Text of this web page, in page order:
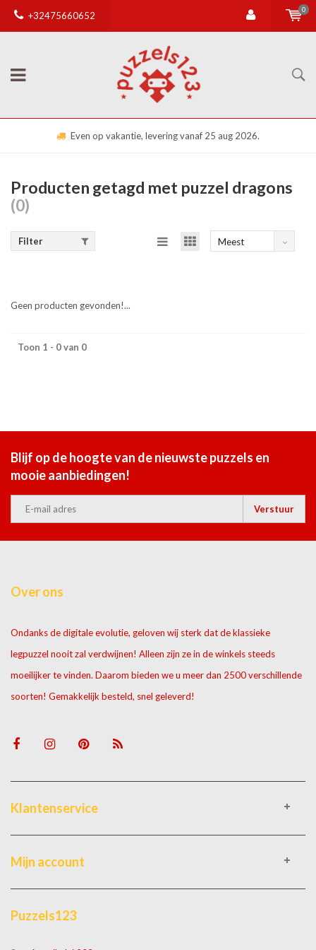
+32475660652
0
Even op vakantie, levering vanaf 25 aug 2026.
Producten getagd met puzzel dragons
(0)
Filter
Meest
Geen producten gevonden!...
Toon 1 - 0 van 0
Blijf op de hoogte van de nieuwste puzzels en
mooie aanbiedingen!
Verstuur
Over ons
Ondanks de digitale evolutie, geloven wij sterk dat de klassieke
legpuzzel nooit zal verdwijnen! Alleen zijn ze in de winkels steeds
moeilijker te vinden. Daarom bieden we u meer dan 2500 verschillende
soorten! Gemakkelijk besteld, snel geleverd!
Klantenservice
Mijn account
Puzzels123